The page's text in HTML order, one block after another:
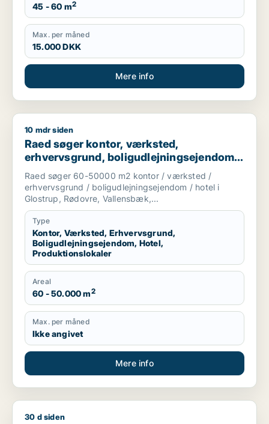
45 - 60 m2
Max. per måned
15.000 DKK
Mere info
Raed søger kontor, værksted, erhvervsgrund,
10 mdr siden
Raed søger kontor, værksted,
erhvervsgrund, boligudlejningsejendom,
hotel eller produktionslokaler til salg i
Glostrup, Rødovre eller Vallensbæk m.fl.
Raed søger 60-50000 m2 kontor / værksted /
erhvervsgrund / boligudlejningsejendom / hotel i
Glostrup, Rødovre, Vallensbæk,...
Type
Kontor, Værksted, Erhvervsgrund,
Boligudlejningsejendom, Hotel,
Produktionslokaler
Areal
60 - 50.000 m2
Max. per måned
Ikke angivet
Mere info
Lars søger lager, værksted eller garage til leje i
30 d siden